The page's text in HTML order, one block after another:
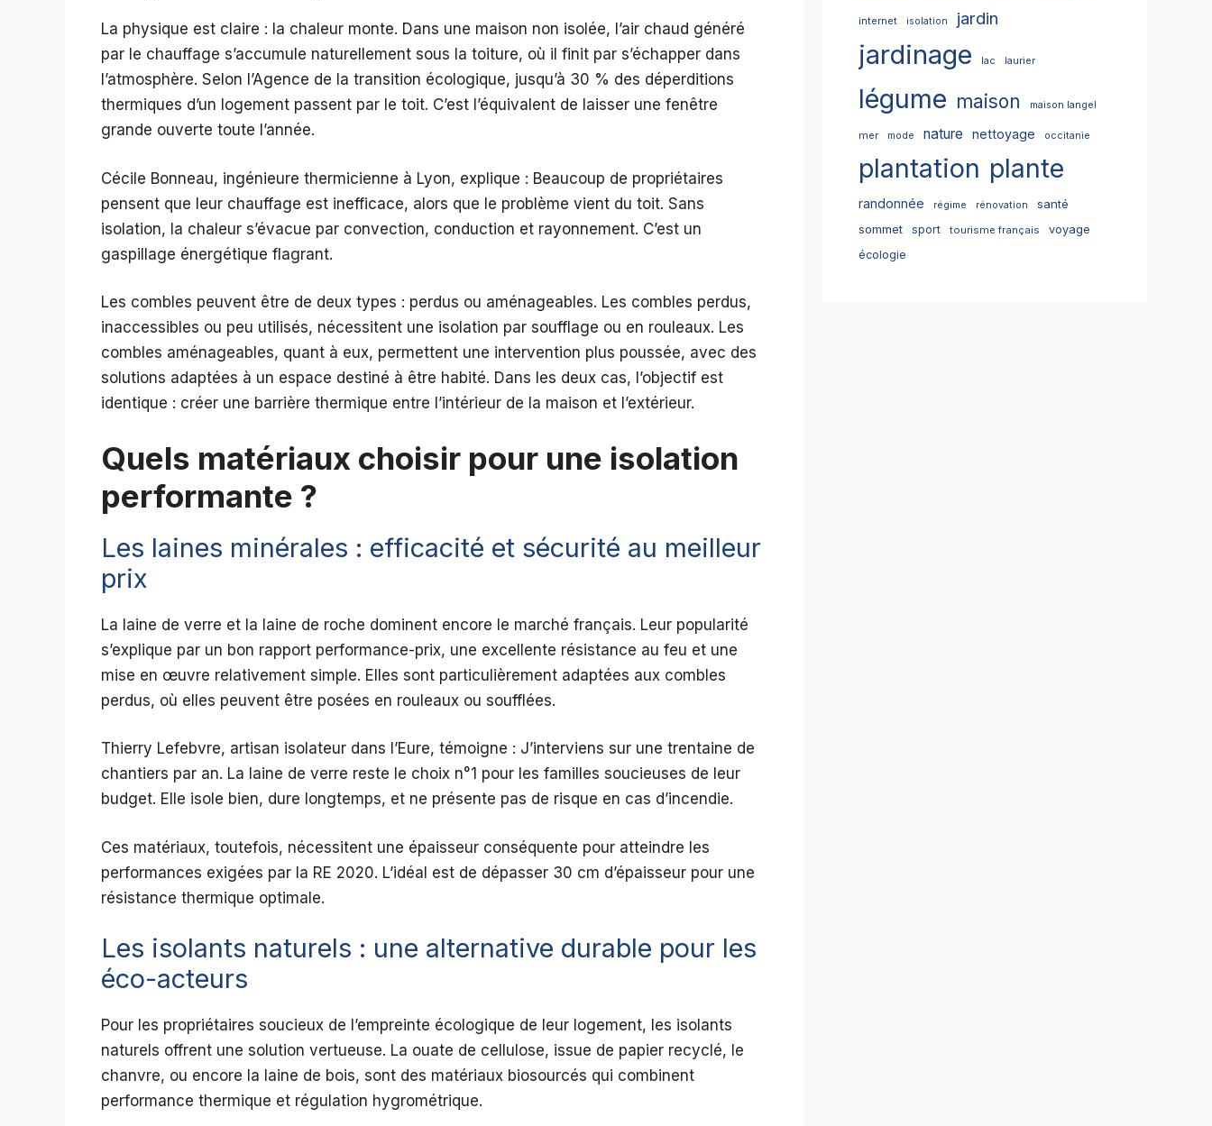
La physique est claire : la chaleur monte. Dans une maison non isolée, l’air chaud généré
par le chauffage s’accumule naturellement sous la toiture, où il finit par s’échapper dans
l’atmosphère. Selon l’Agence de la transition écologique, jusqu’à 30 % des déperditions
thermiques d’un logement passent par le toit. C’est l’équivalent de laisser une fenêtre
grande ouverte toute l’année.
Cécile Bonneau, ingénieure thermicienne à Lyon, explique : Beaucoup de propriétaires
pensent que leur chauffage est inefficace, alors que le problème vient du toit. Sans
isolation, la chaleur s’évacue par convection, conduction et rayonnement. C’est un
gaspillage énergétique flagrant.
Les combles peuvent être de deux types : perdus ou aménageables. Les combles perdus,
inaccessibles ou peu utilisés, nécessitent une isolation par soufflage ou en rouleaux. Les
combles aménageables, quant à eux, permettent une intervention plus poussée, avec des
solutions adaptées à un espace destiné à être habité. Dans les deux cas, l’objectif est
identique : créer une barrière thermique entre l’intérieur de la maison et l’extérieur.
Quels matériaux choisir pour une isolation
performante ?
Les laines minérales : efficacité et sécurité au meilleur
prix
La laine de verre et la laine de roche dominent encore le marché français. Leur popularité
s’explique par un bon rapport performance-prix, une excellente résistance au feu et une
mise en œuvre relativement simple. Elles sont particulièrement adaptées aux combles
perdus, où elles peuvent être posées en rouleaux ou soufflées.
Thierry Lefebvre, artisan isolateur dans l’Eure, témoigne : J’interviens sur une trentaine de
chantiers par an. La laine de verre reste le choix n°1 pour les familles soucieuses de leur
budget. Elle isole bien, dure longtemps, et ne présente pas de risque en cas d’incendie.
Ces matériaux, toutefois, nécessitent une épaisseur conséquente pour atteindre les
performances exigées par la RE 2020. L’idéal est de dépasser 30 cm d’épaisseur pour une
résistance thermique optimale.
Les isolants naturels : une alternative durable pour les
éco-acteurs
Pour les propriétaires soucieux de l’empreinte écologique de leur logement, les isolants
naturels offrent une solution vertueuse. La ouate de cellulose, issue de papier recyclé, le
chanvre, ou encore la laine de bois, sont des matériaux biosourcés qui combinent
performance thermique et régulation hygrométrique.
internet isolation jardin
jardinage lac laurier
légume maison maison langel
mer mode nature nettoyage occitanie
plantation plante
randonnée régime rénovation
santé
sommet
sport tourisme français
voyage
écologie